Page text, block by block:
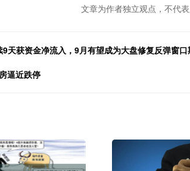
文章为作者独立观点，不代
天获资金净流入，9月有望成为大盘修复反弹窗口
逼近跌停